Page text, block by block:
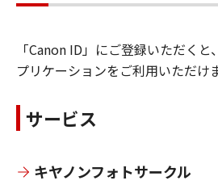
「Canon ID」にご登録いただく
プリケーションをご利用いただけ
サービス
キヤノンフォトサークル